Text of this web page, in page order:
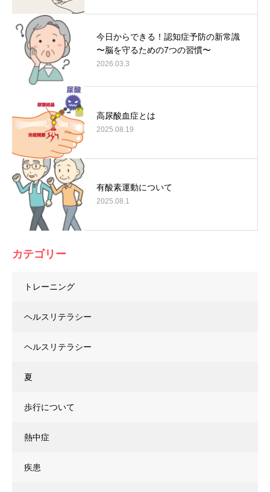
今日からできる！認知症予防の新常識
〜脳を守るための7つの習慣〜
2026.03.3
高尿酸血症とは
2025.08.19
有酸素運動について
2025.08.1
カテゴリー
トレーニング
ヘルスリテラシー
ヘルスリテラシー
夏
歩行について
熱中症
疾患